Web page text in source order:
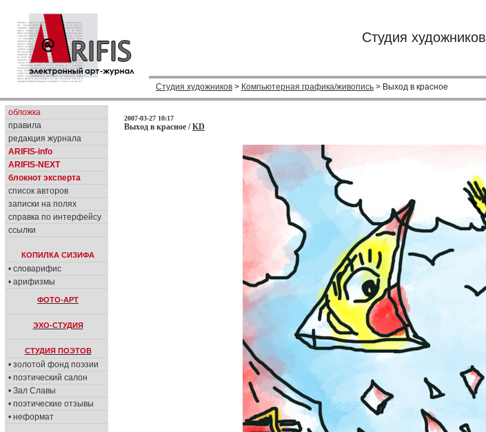
Студия художников
Студия художников > Компьютерная графика/живопись > Выход в красное
обложка
правила
редакция журнала
ARIFIS-info
ARIFIS-NEXT
блокнот эксперта
список авторов
записки на полях
справка по интерфейсу
ссылки
КОПИЛКА СИЗИФА
• словарифис
• арифизмы
ФОТО-АРТ
ЭХО-СТУДИЯ
СТУДИЯ ПОЭТОВ
• золотой фонд поэзии
• поэтический салон
• Зал Славы
• поэтические отзывы
• неформат
2007-03-27 10:17
Выход в красное /KD